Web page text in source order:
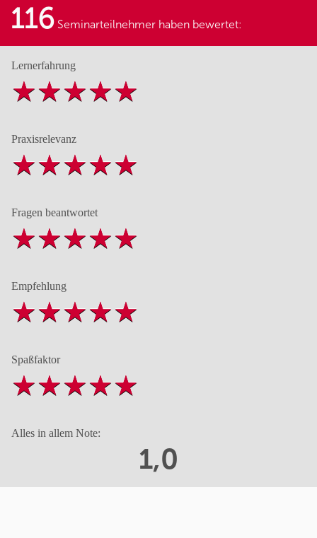
116 Seminarteilnehmer haben bewertet:
Lernerfahrung
Praxisrelevanz
Fragen beantwortet
Empfehlung
Spaßfaktor
Alles in allem Note:
1,0